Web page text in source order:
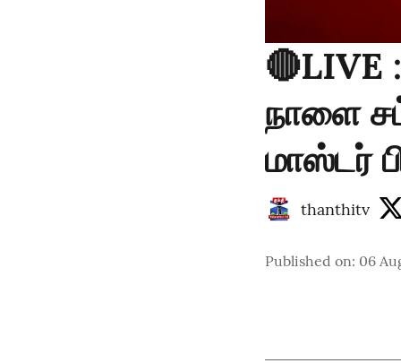
🔴LIVE
நாளை
மாஸ்டர்
thanthitv
Published on: 06